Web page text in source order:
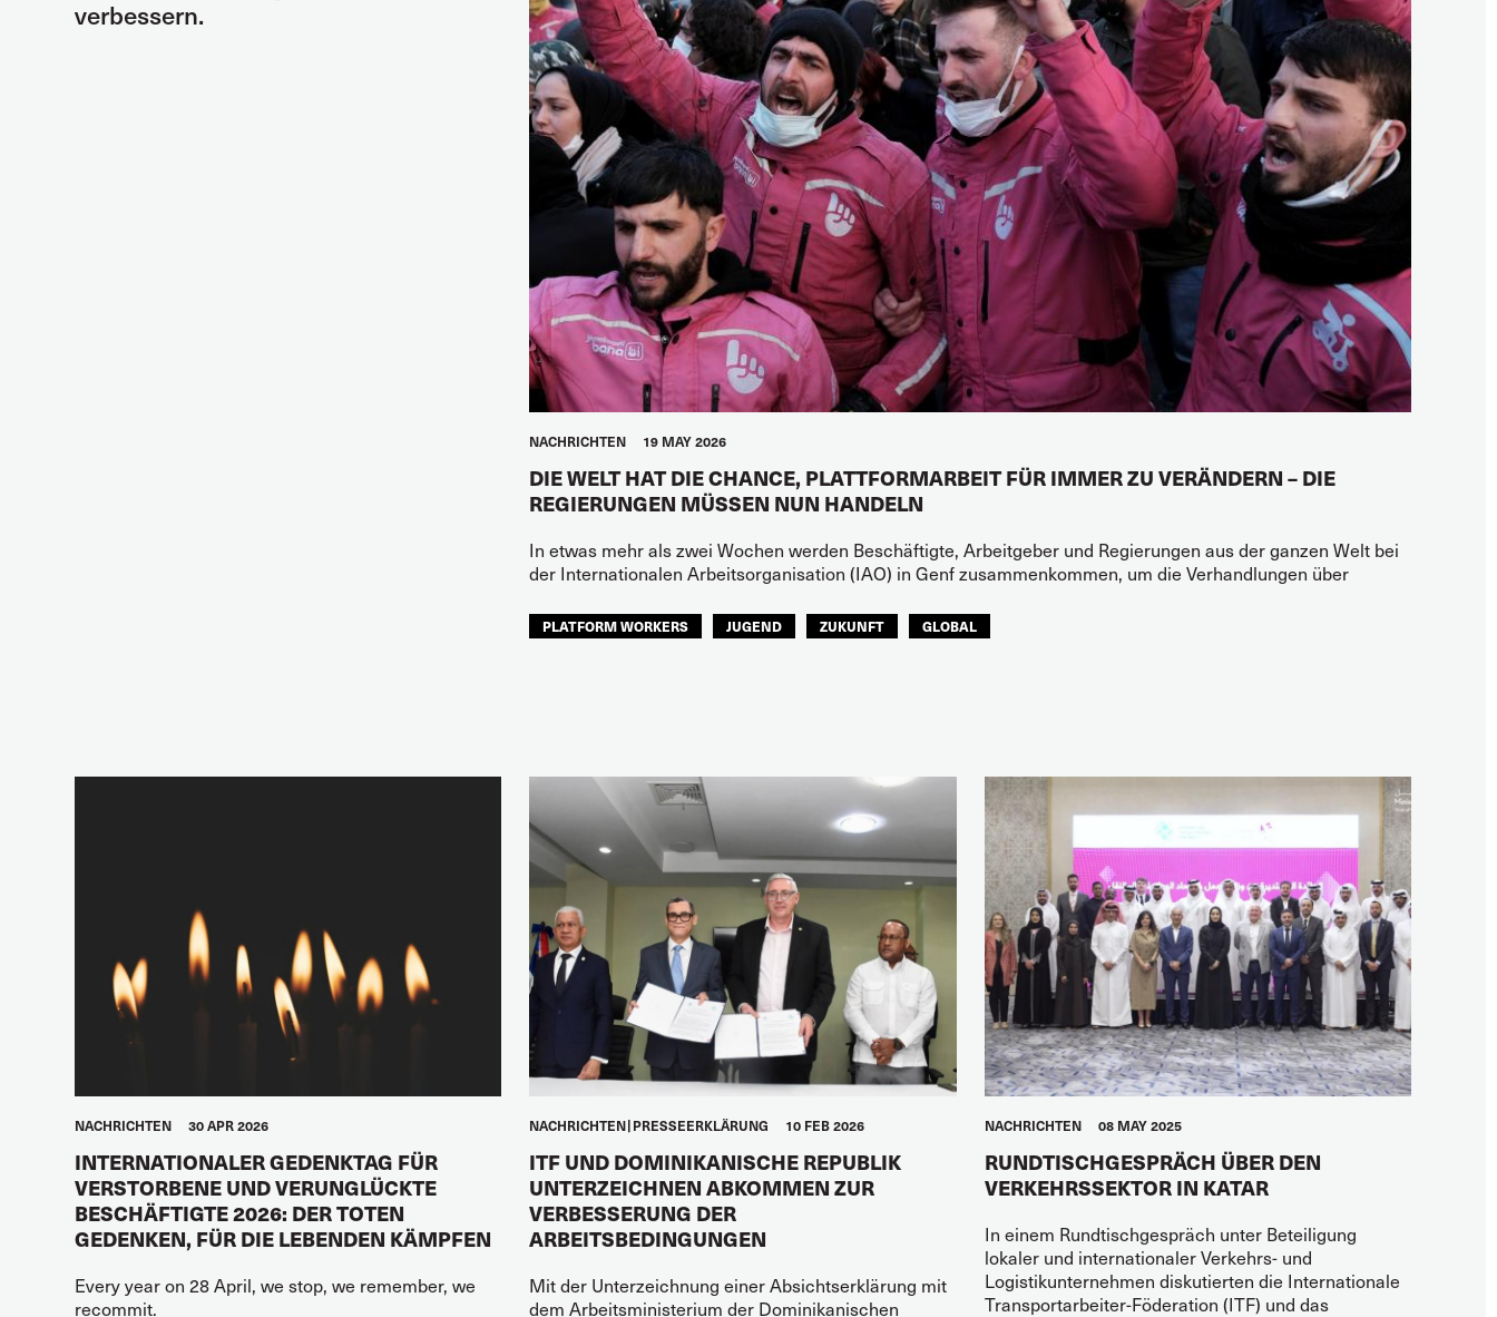
verbessern.
NACHRICHTEN 19 MAY 2026
DIE WELT HAT DIE CHANCE, PLATTFORMARBEIT FÜR IMMER ZU VERÄNDERN – DIE
REGIERUNGEN MÜSSEN NUN HANDELN
In etwas mehr als zwei Wochen werden Beschäftigte, Arbeitgeber und Regierungen aus der ganzen Welt bei
der Internationalen Arbeitsorganisation (IAO) in Genf zusammenkommen, um die Verhandlungen über
PLATFORM WORKERS JUGEND ZUKUNFT GLOBAL
NACHRICHTEN 30 APR 2026
INTERNATIONALER GEDENKTAG FÜR
VERSTORBENE UND VERUNGLÜCKTE
BESCHÄFTIGTE 2026: DER TOTEN
GEDENKEN, FÜR DIE LEBENDEN KÄMPFEN
Every year on 28 April, we stop, we remember, we
recommit.
NACHRICHTEN PRESSEERKLÄRUNG 10 FEB 2026
ITF UND DOMINIKANISCHE REPUBLIK
UNTERZEICHNEN ABKOMMEN ZUR
VERBESSERUNG DER
ARBEITSBEDINGUNGEN
Mit der Unterzeichnung einer Absichtserklärung mit
dem Arbeitsministerium der Dominikanischen
NACHRICHTEN 08 MAY 2025
RUNDTISCHGESPRÄCH ÜBER DEN
VERKEHRSSEKTOR IN KATAR
In einem Rundtischgespräch unter Beteiligung
lokaler und internationaler Verkehrs- und
Logistikunternehmen diskutierten die Internationale
Transportarbeiter-Föderation (ITF) und das